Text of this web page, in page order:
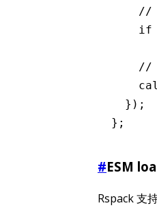
//
    if
//
  });
};
#ESM
Rspack 支